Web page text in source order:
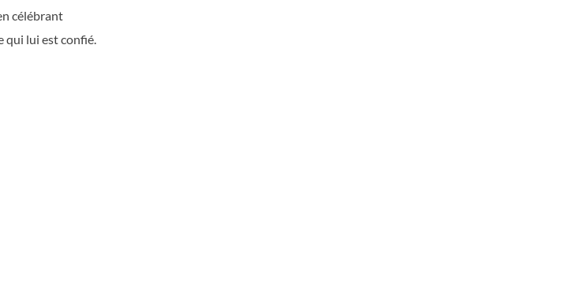
célébrant
qui lui est confié.